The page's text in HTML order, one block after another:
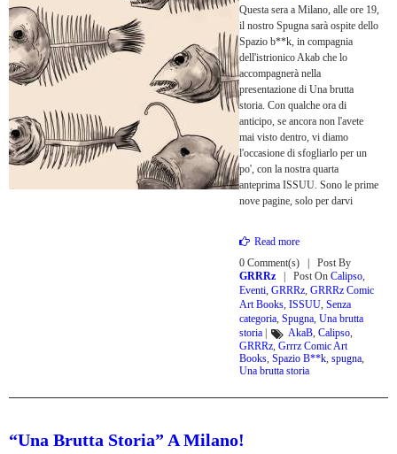
Questa sera a Milano, alle ore 19,
il nostro Spugna sarà ospite dello
Spazio b**k, in compagnia
dell'istrionico Akab che lo
accompagnerà nella
presentazione di Una brutta
storia. Con qualche ora di
anticipo, se ancora non l'avete
mai visto dentro, vi diamo
l'occasione di sfogliarlo per un
po', con la nostra quarta
anteprima ISSUU. Sono le prime
nove pagine, solo per darvi
Read more
0 Comment(s)
Post By
GRRRz
Post On Calipso,
Eventi, GRRRz, GRRRz Comic
Art Books, ISSUU, Senza
categoria, Spugna, Una brutta
storia
AkaB, Calipso,
GRRRz, Grrrz Comic Art
Books, Spazio B**k, spugna,
Una brutta storia
“Una Brutta Storia” A Milano!